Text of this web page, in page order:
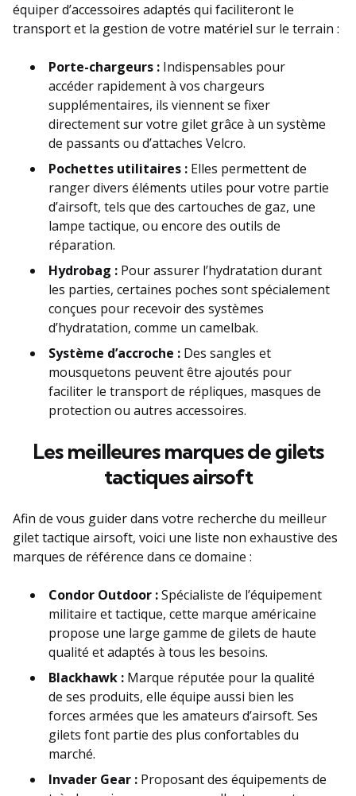
équiper d’accessoires adaptés qui faciliteront le
transport et la gestion de votre matériel sur le terrain :
Porte-chargeurs : Indispensables pour
accéder rapidement à vos chargeurs
supplémentaires, ils viennent se fixer
directement sur votre gilet grâce à un système
de passants ou d’attaches Velcro.
Pochettes utilitaires : Elles permettent de
ranger divers éléments utiles pour votre partie
d’airsoft, tels que des cartouches de gaz, une
lampe tactique, ou encore des outils de
réparation.
Hydrobag : Pour assurer l’hydratation durant
les parties, certaines poches sont spécialement
conçues pour recevoir des systèmes
d’hydratation, comme un camelbak.
Système d’accroche : Des sangles et
mousquetons peuvent être ajoutés pour
faciliter le transport de répliques, masques de
protection ou autres accessoires.
Les meilleures marques de gilets
tactiques airsoft
Afin de vous guider dans votre recherche du meilleur
gilet tactique airsoft, voici une liste non exhaustive des
marques de référence dans ce domaine :
Condor Outdoor :Spécialiste de l’équipement
militaire et tactique, cette marque américaine
propose une large gamme de gilets de haute
qualité et adaptés à tous les besoins.
Blackhawk : Marque réputée pour la qualité
de ses produits, elle équipe aussi bien les
forces armées que les amateurs d’airsoft. Ses
gilets font partie des plus confortables du
marché.
Invader Gear : Proposant des équipements de